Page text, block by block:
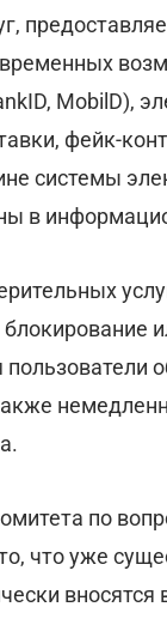
MobilD),
фейк-
системы
в
по
что уже